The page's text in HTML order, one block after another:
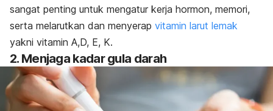
sangat penting untuk mengatur kerja hormon, memori,
serta melarutkan dan menyerap vitamin larut lemak
yakni vitamin A,D, E, K.
2. Menjaga kadar gula darah